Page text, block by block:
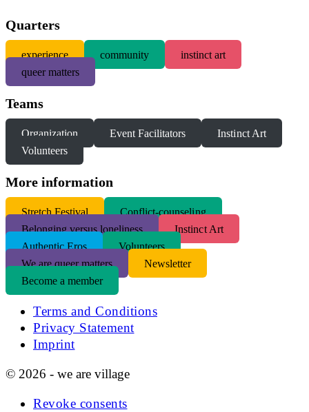
Quarters
experience community
instinct art
queer matters
Teams
Organization Event Facilitators
Instinct Art
Volunteers
More information
Stretch Festival
Conflict-counseling
Belonging versus loneliness
Instinct Art
Authentic Eros
Volunteers
We are queer matters
Newsletter
Become a member
Terms and Conditions
Privacy Statement
Imprint
© 2026 - we are village
Revoke consents